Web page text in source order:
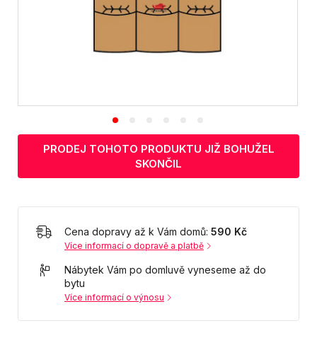
PRODEJ TOHOTO PRODUKTU JIŽ BOHUŽEL
SKONČIL
Cena dopravy až k Vám domů: 590 Kč
Více informací o dopravě a platbě
Nábytek Vám po domluvě vyneseme až do
bytu
Více informací o výnosu